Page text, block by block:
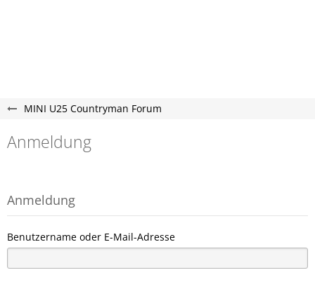
MINI U25 Countryman Forum
Anmeldung
Anmeldung
Benutzername oder E-Mail-Adresse